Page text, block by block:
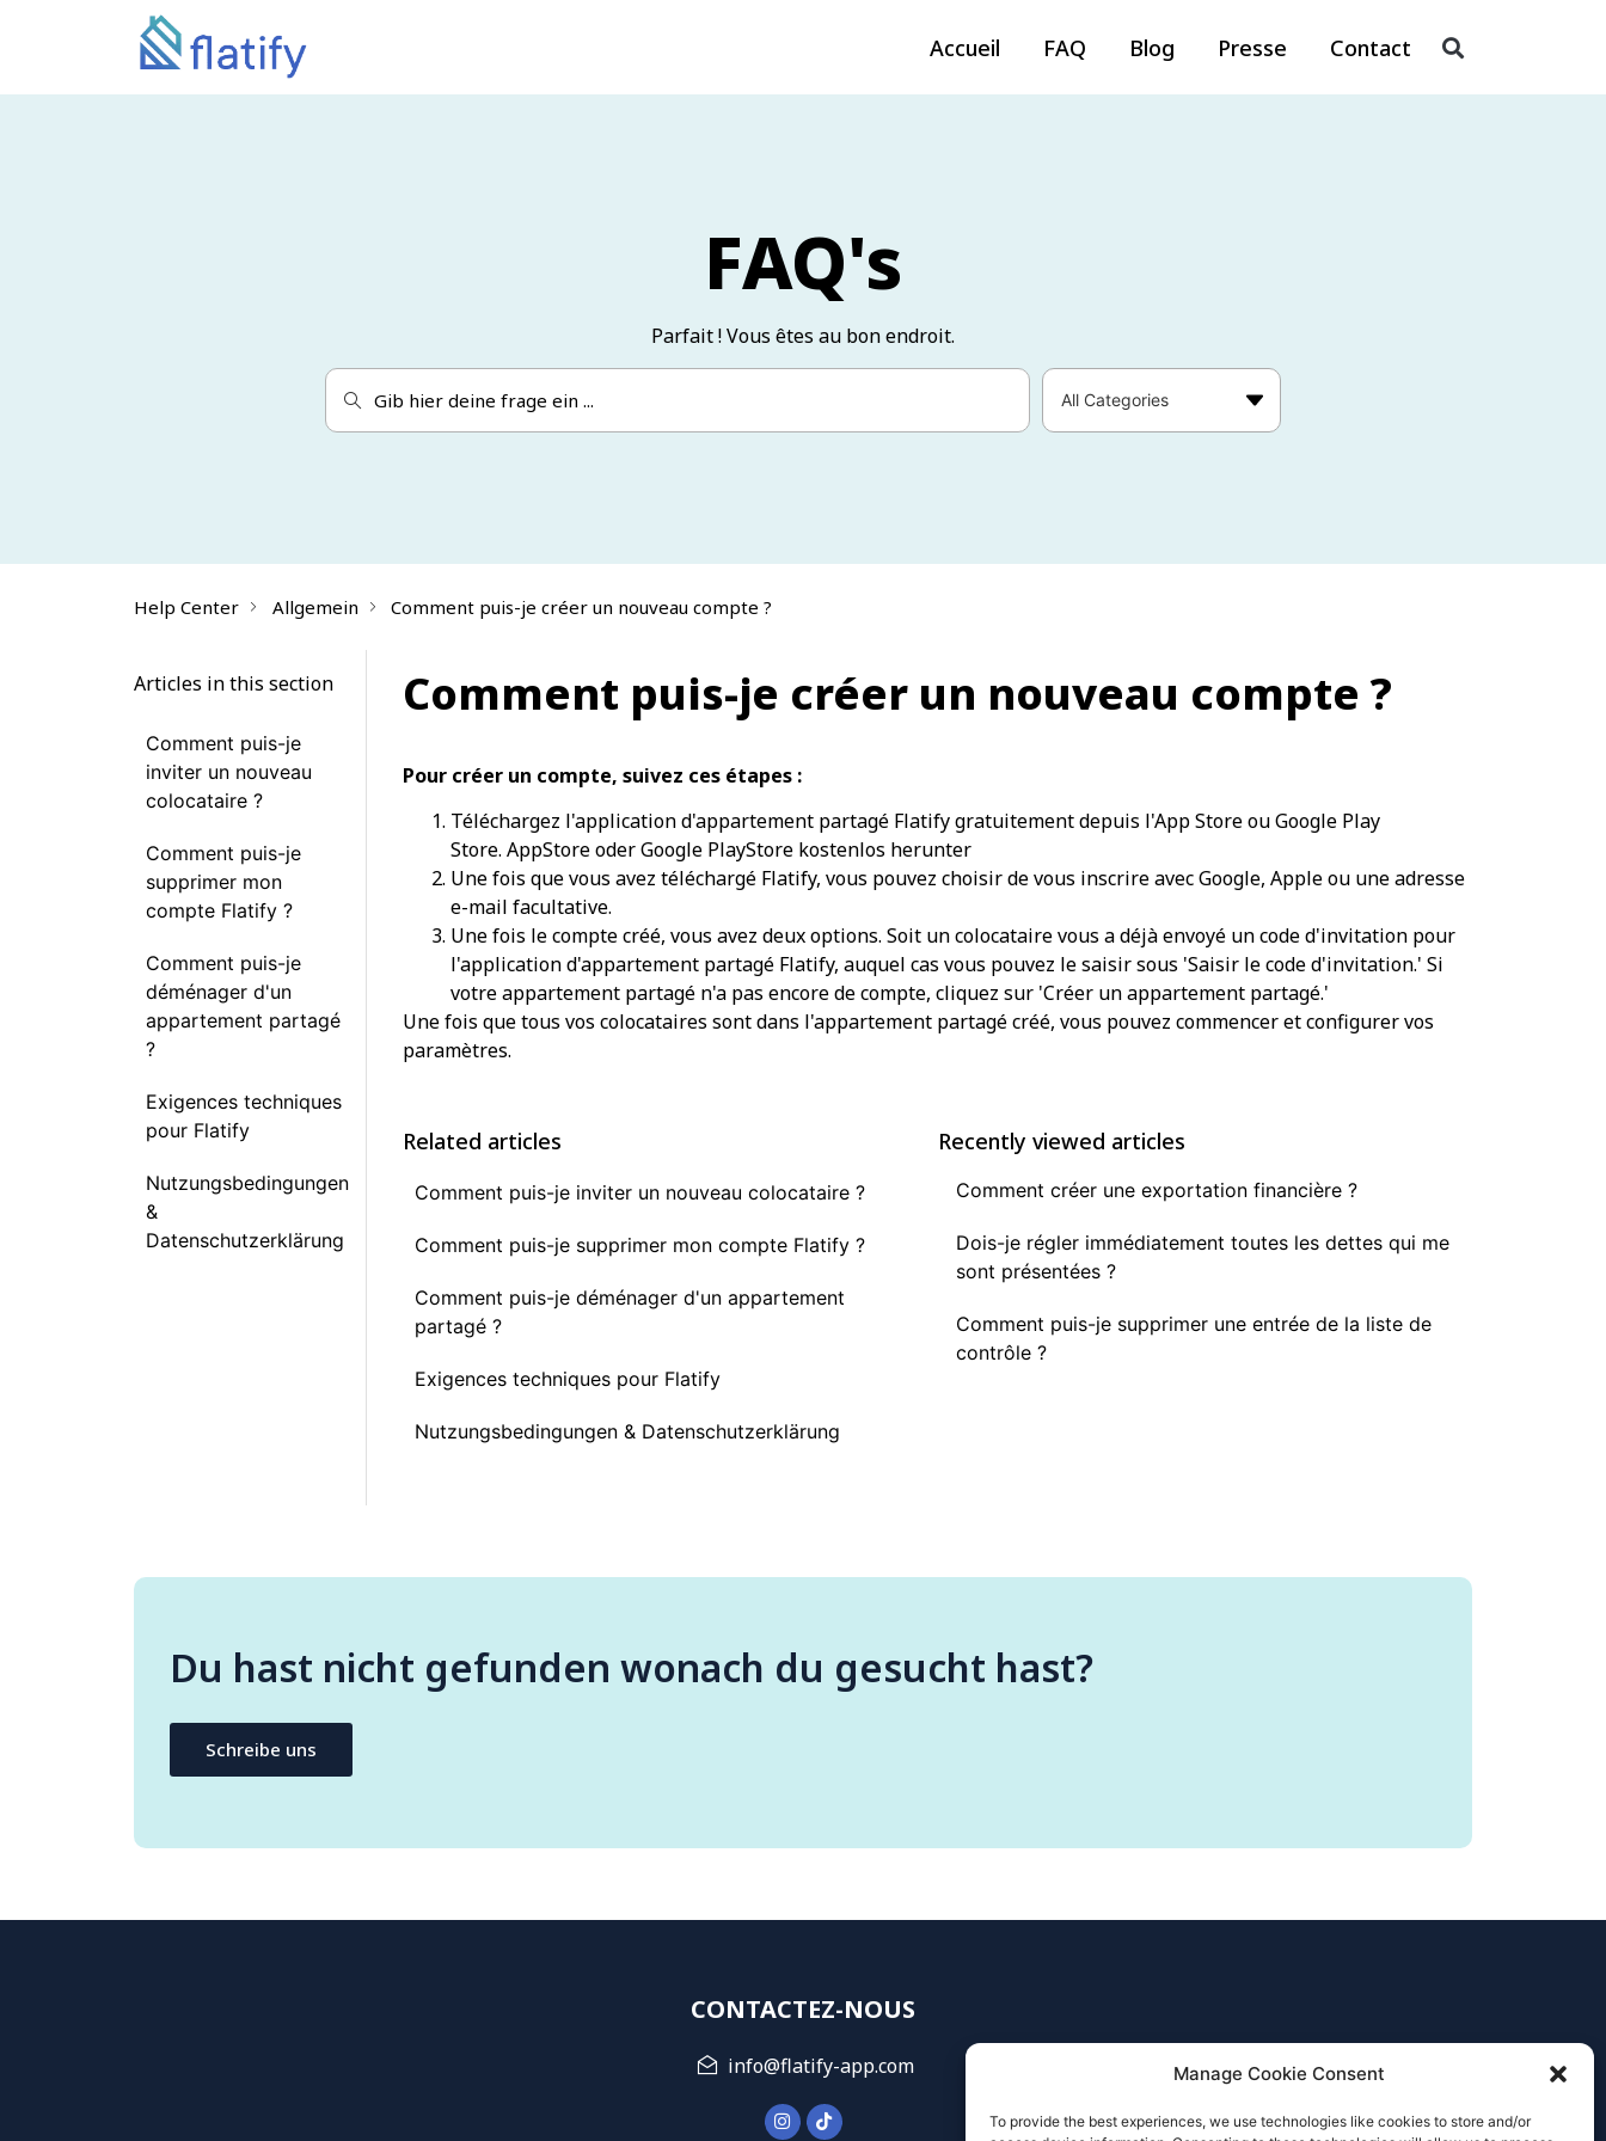
Manage Cookie Consent
To provide the best experiences, we use technologies like cookies to store and/or
Accueil FAQ Blog Presse Contact
FAQ's
Parfait ! Vous êtes au bon endroit.
All Categories
Help Center Allgemein Comment puis-je créer un nouveau compte ?
Articles in this section
Comment puis-je
inviter un nouveau
colocataire ?
Comment puis-je
supprimer mon
compte Flatify ?
Comment puis-je
déménager d'un
appartement partagé
?
Exigences techniques
pour Flatify
Nutzungsbedingungen
&
Datenschutzerklärung
Comment puis-je créer un nouveau compte ?
Pour créer un compte, suivez ces étapes :
Téléchargez l'application d'appartement partagé Flatify gratuitement depuis l'App Store ou Google Play
Store.AppStoreoderGoogle PlayStore kostenlos herunter
Une fois que vous avez téléchargé Flatify, vous pouvez choisir de vous inscrire avec Google, Apple ou une adresse
e-mail facultative.
Une fois le compte créé, vous avez deux options. Soit un colocataire vous a déjà envoyé un code d'invitation pour
l'application d'appartement partagé Flatify, auquel cas vous pouvez le saisir sous 'Saisir le code d'invitation.' Si
votre appartement partagé n'a pas encore de compte, cliquez sur 'Créer un appartement partagé.'
Une fois que tous vos colocataires sont dans l'appartement partagé créé, vous pouvez commencer et configurer vos
paramètres.
Related articles
Comment puis-je inviter un nouveau colocataire ?
Comment puis-je supprimer mon compte Flatify ?
Comment puis-je déménager d'un appartement
partagé ?
Exigences techniques pour Flatify
Nutzungsbedingungen & Datenschutzerklärung
Recently viewed articles
Comment créer une exportation financière ?
Dois-je régler immédiatement toutes les dettes qui me
sont présentées ?
Comment puis-je supprimer une entrée de la liste de
contrôle ?
Du hast nicht gefunden wonach du gesucht hast?
Schreibe uns
CONTACTEZ-NOUS
info@flatify-app.com